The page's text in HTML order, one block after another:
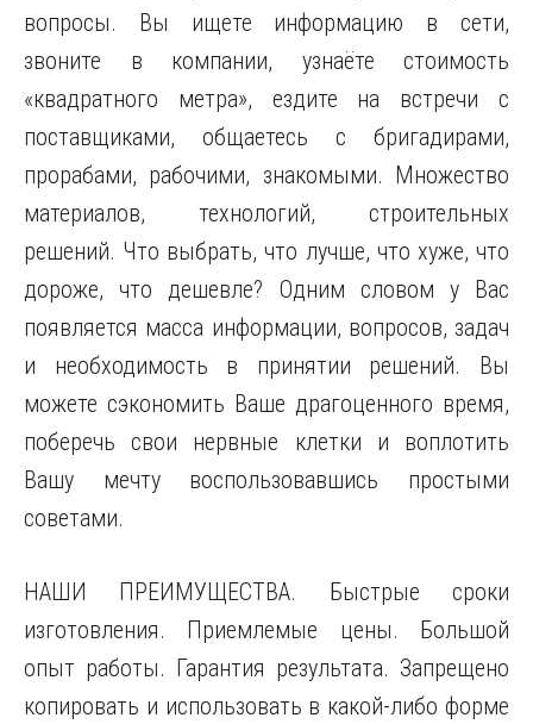
вопросы. Вы ищете информацию в сети,
звоните в компании, узнаёте стоимость
«квадратного метра», ездите на встречи с
поставщиками, общаетесь с бригадирами,
прорабами, рабочими, знакомыми. Множество
материалов, технологий, строительных
решений. Что выбрать, что лучше, что хуже, что
дороже, что дешевле? Одним словом у Вас
появляется масса информации, вопросов, задач
и необходимость в принятии решений. Вы
можете сэкономить Ваше драгоценного время,
поберечь свои нервные клетки и воплотить
Вашу мечту воспользовавшись простыми
советами.
НАШИ ПРЕИМУЩЕСТВА. Быстрые сроки
изготовления. Приемлемые цены. Большой
опыт работы. Гарантия результата. Запрещено
копировать и использовать в какой-либо форме